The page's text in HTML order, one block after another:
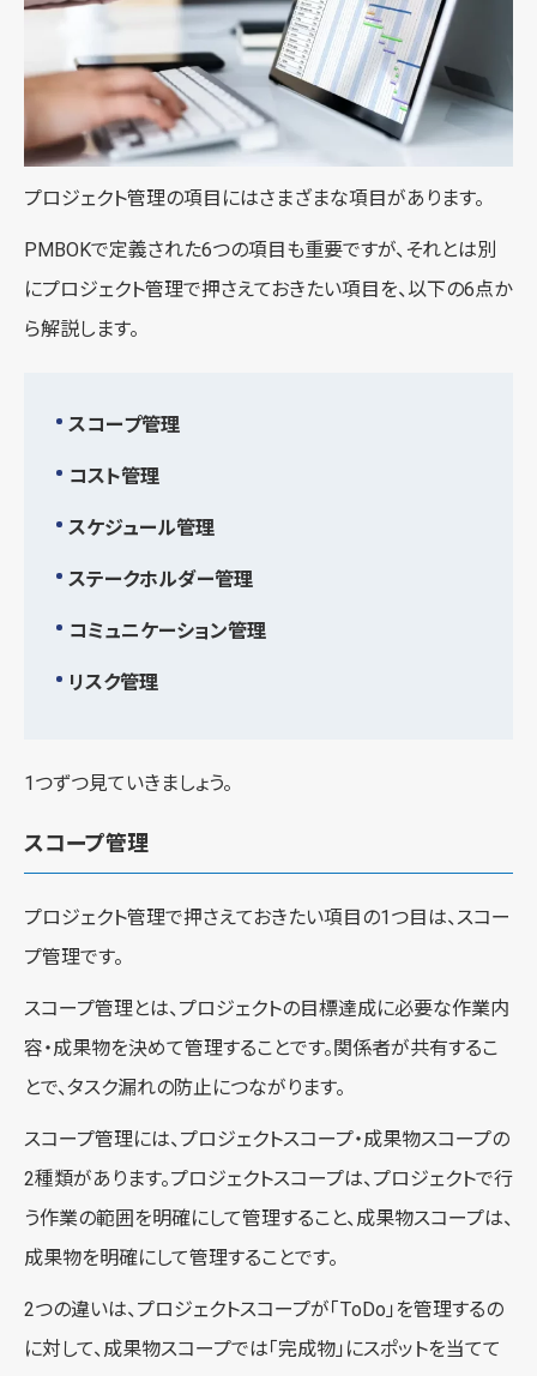
プロジェクト管理の項目にはさまざまな項目があります。
PMBOKで定義された6つの項目も重要ですが、それとは別
にプロジェクト管理で押さえておきたい項目を、以下の6点か
ら解説します。
スコープ管理
コスト管理
スケジュール管理
ステークホルダー管理
コミュニケーション管理
リスク管理
1つずつ見ていきましょう。
スコープ管理
プロジェクト管理で押さえておきたい項目の1つ目は、スコー
プ管理です。
スコープ管理とは、プロジェクトの目標達成に必要な作業内
容・成果物を決めて管理することです。関係者が共有するこ
とで、タスク漏れの防止につながります。
スコープ管理には、プロジェクトスコープ・成果物スコープの
2種類があります。プロジェクトスコープは、プロジェクトで行
う作業の範囲を明確にして管理すること、成果物スコープは、
成果物を明確にして管理することです。
2つの違いは、プロジェクトスコープが「ToDo」を管理するの
に対して、成果物スコープでは「完成物」にスポットを当てて